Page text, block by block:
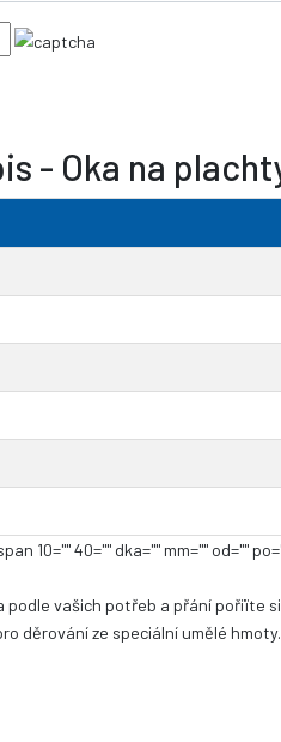
- Oka na
10="" 40="" dka="" mm="" od=""
vašich potřeb a přání pořiïte
děrování ze speciální umělé hmoty.